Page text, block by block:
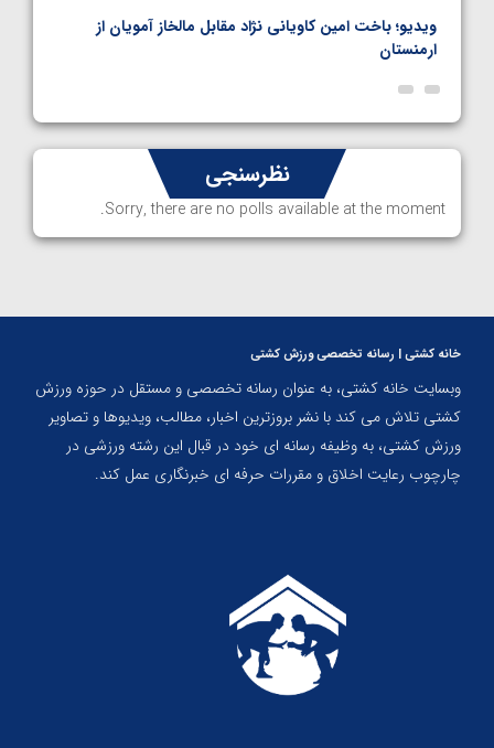
ویدیو؛ صعود حسن یزدانی به فینال المپیک با برتری مقابل
ناظم امینه
نظرسنجی
Sorry, there are no polls available at the moment.
خانه کشتی | رسانه تخصصی ورزش کشتی
وبسایت خانه کشتی، به عنوان رسانه تخصصی و مستقل در حوزه ورزش
کشتی تلاش می کند با نشر بروزترین اخبار، مطالب، ویدیوها و تصاویر
ورزش کشتی، به وظیفه رسانه ای خود در قبال این رشته ورزشی در
چارچوب رعایت اخلاق و مقررات حرفه ای خبرنگاری عمل کند.